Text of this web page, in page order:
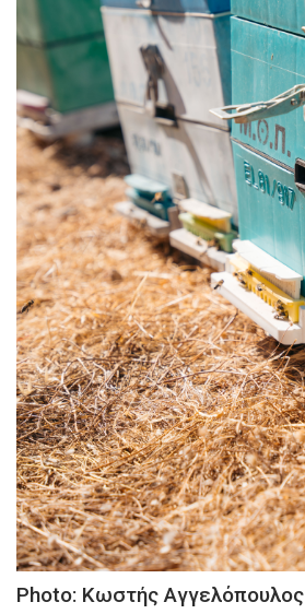
Photo: Κωστής Αγγελόπουλος